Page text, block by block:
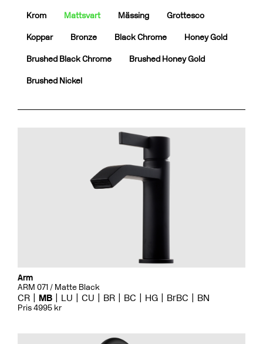
Krom Mattsvart Mässing Grottesco
Koppar Bronze Black Chrome Honey Gold
Brushed Black Chrome Brushed Honey Gold
Brushed Nickel
Arm
ARM 071 / Matte Black
CR MB LU CU BR BC HG BrBC BN
Pris 4995 kr